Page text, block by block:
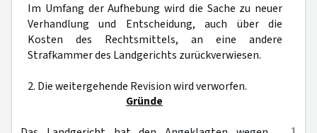
Im Umfang der Aufhebung wird die Sache zu neuer
Verhandlung und Entscheidung, auch über die
Kosten des Rechtsmittels, an eine andere
Strafkammer des Landgerichts zurückverwiesen.
2. Die weitergehende Revision wird verworfen.
Gründe